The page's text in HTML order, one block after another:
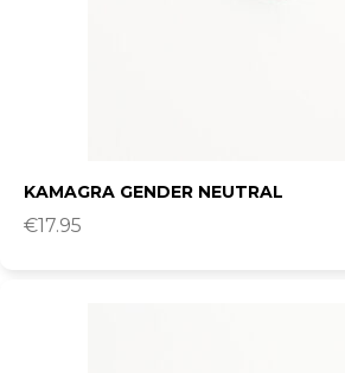
KAMAGRA GENDER NEUTRAL
€17.95